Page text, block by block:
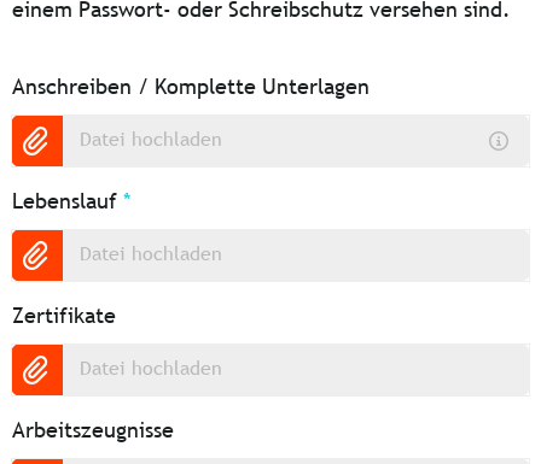
einem Passwort- oder Schreibschutz versehen sind.
Anschreiben / Komplette Unterlagen
Datei hochladen
Lebenslauf *
Datei hochladen
Zertifikate
Datei hochladen
Arbeitszeugnisse